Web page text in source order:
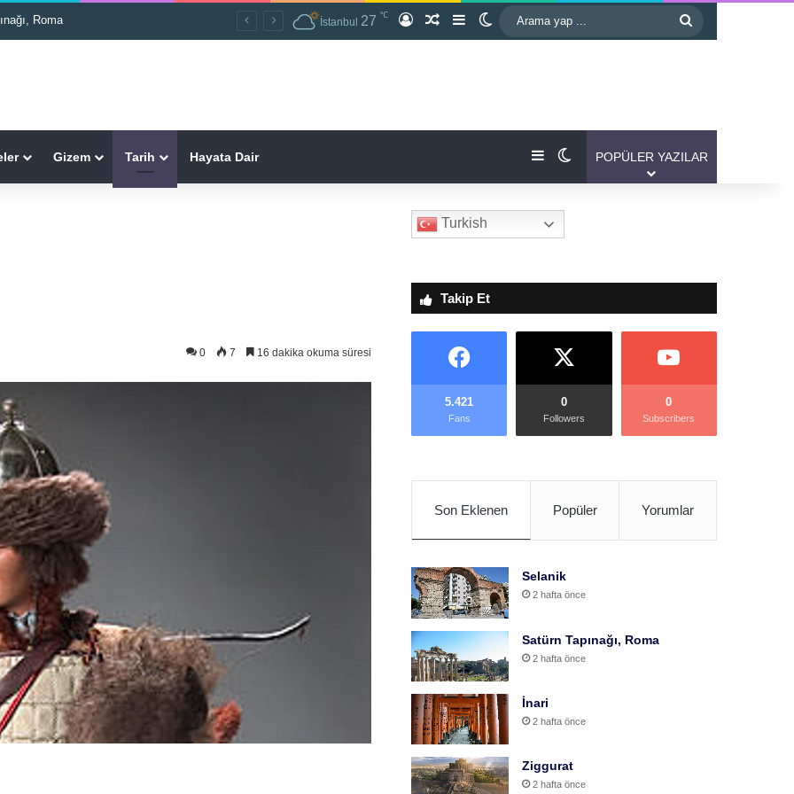
İstanbul 27 ℃ Kayıt OlRastgele Makale
Kenar Bölmesi
Dış görünümü değiştir
Gizem Tarih Hayata Dair Kenar Bölmesi
Dış görünümü değiştir
POPÜLER YAZILAR
0 7 16 dakika okuma süresi
Turkish
Takip Et
5.421
Fans
0
Followers
0
Subscribers
Son Eklenen Popüler Yorumlar
Selanik
2 hafta önce
Satürn Tapınağı, Roma
2 hafta önce
İnari
2 hafta önce
Ziggurat
2 hafta önce